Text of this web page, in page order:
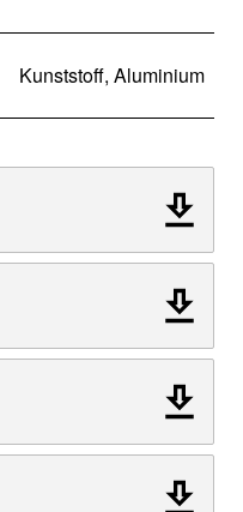
Kunststoff, Aluminium